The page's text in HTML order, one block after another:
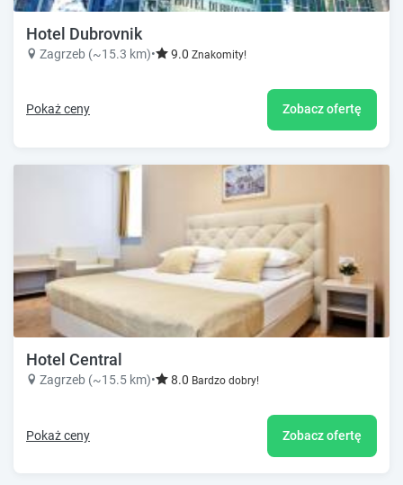
Hotel Dubrovnik
Zagrzeb (~15.3 km)• 9.0 Znakomity!
Pokaż ceny Zobacz ofertę
Hotel Central
Zagrzeb (~15.5 km)• 8.0 Bardzo dobry!
Pokaż ceny Zobacz ofertę